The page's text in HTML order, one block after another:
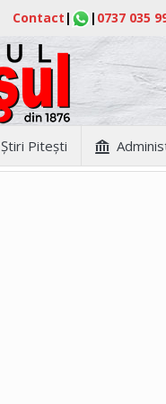
Contact | | 0737 035
Ştiri Piteşti